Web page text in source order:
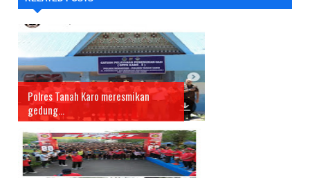
Polres Tanah Karo meresmikan
gedung...